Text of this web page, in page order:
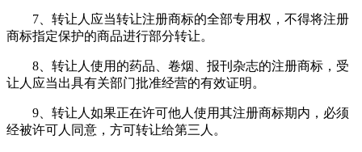
7、转让人应当转让注册商标的全部专用权，不得将注册
商标指定保护的商品进行部分转让。
8、转让人使用的药品、卷烟、报刊杂志的注册商标，受
让人应当出具有关部门批准经营的有效证明。
9、转让人如果正在许可他人使用其注册商标期内，必须
经被许可人同意，方可转让给第三人。